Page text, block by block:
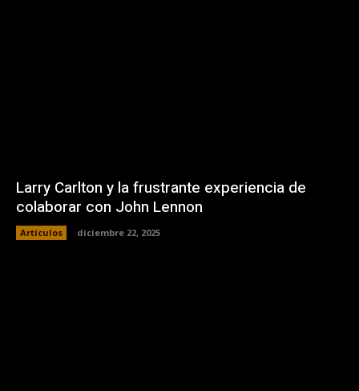
Larry Carlton y la frustrante experiencia de
colaborar con John Lennon
Artículos diciembre 22, 2025